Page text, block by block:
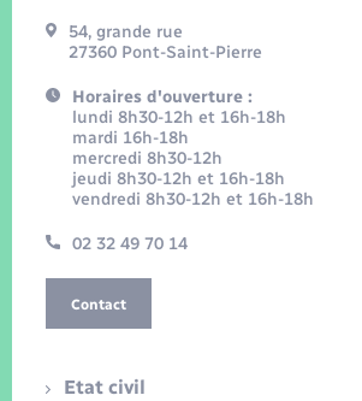
54, grande rue
27360 Pont-Saint-Pierre
Horaires d'ouverture :
lundi 8h30-12h et 16h-18h
mardi 16h-18h
mercredi 8h30-12h
jeudi 8h30-12h et 16h-18h
vendredi 8h30-12h et 16h-18h
02 32 49 70 14
Contact
Etat civil